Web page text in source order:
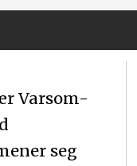
Varsom-
seg